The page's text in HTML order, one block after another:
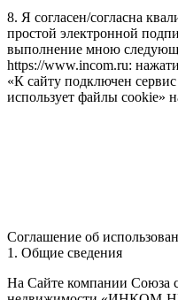
8. Я согласен/согласна
простой электронной
выполнение мною
https://www.incom.ru:
«К сайту подключен
использует файлы cookie»
Соглашение об
1. Общие сведения
На Сайте компании Союза